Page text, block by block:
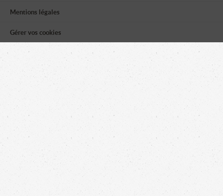
Mentions légales
Gérer vos cookies